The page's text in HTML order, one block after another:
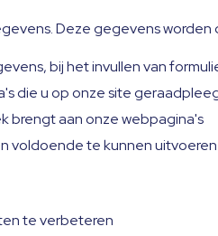
Deze gegevens
bij het invullen van
die u op onze site
brengt aan onze webpagina's
voldoende te kunnen
te verbeteren